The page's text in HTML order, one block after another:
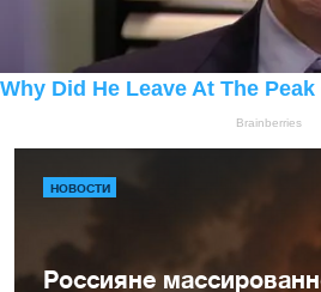
НОВОСТИ
Россияне